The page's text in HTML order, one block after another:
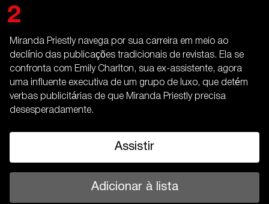
2
Miranda Priestly navega por sua carreira em meio ao
declínio das publicações tradicionais de revistas. Ela se
confronta com Emily Charlton, sua ex-assistente, agora
uma influente executiva de um grupo de luxo, que detém
verbas publicitárias de que Miranda Priestly precisa
desesperadamente.
Assistir
Adicionar à lista